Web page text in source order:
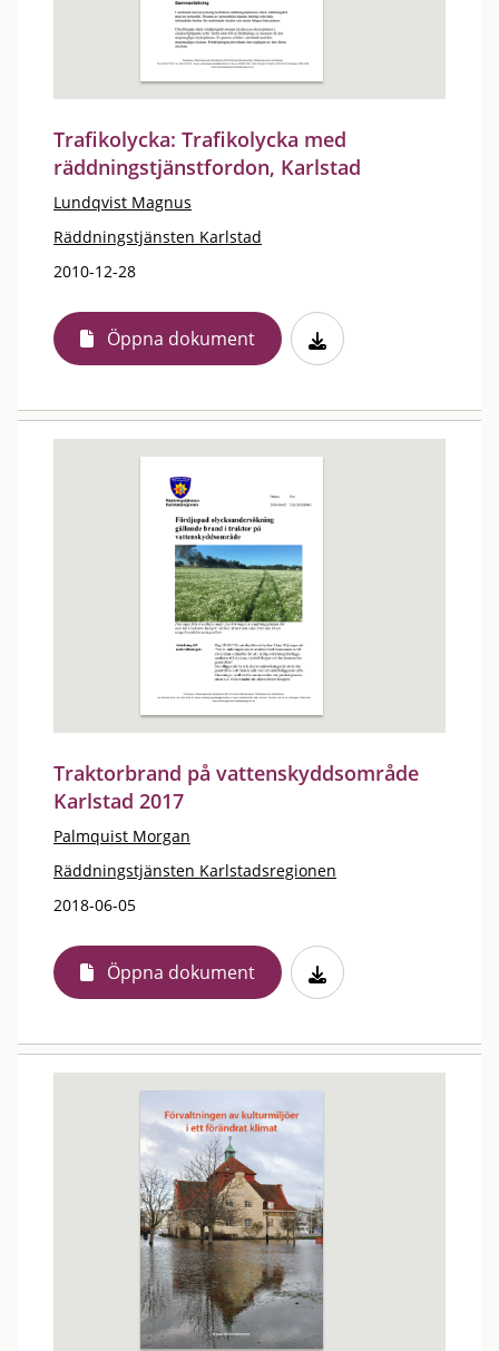
Trafikolycka: Trafikolycka med
räddningstjänstfordon, Karlstad
Lundqvist Magnus
Räddningstjänsten Karlstad
2010-12-28
Öppna dokument
Traktorbrand på vattenskyddsområde
Karlstad 2017
Palmquist Morgan
Räddningstjänsten Karlstadsregionen
2018-06-05
Öppna dokument